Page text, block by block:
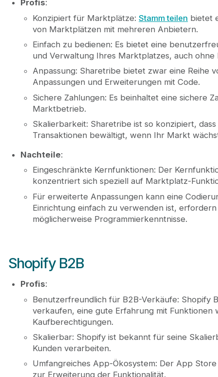
Profis:
Konzipiert für Marktplätze:Stamm teilen bietet
von Marktplätzen mit mehreren Anbietern.
Einfach zu bedienen: Es bietet eine
und Verwaltung Ihres Marktplatzes, auch ohne
Anpassung: Sharetribe bietet zwar eine Reihe
Anpassungen und Erweiterungen mit Code.
Sichere Zahlungen: Es beinhaltet eine sichere
Marktbetrieb.
Skalierbarkeit: Sharetribe ist so konzipiert,
Transaktionen bewältigt, wenn Ihr Markt
Nachteile:
Eingeschränkte Kernfunktionen: Der
konzentriert sich speziell auf Marktplatz-
Für erweiterte Anpassungen kann eine
Einrichtung einfach zu verwenden ist,
möglicherweise Programmierkenntnisse.
Shopify B2B
Profis:
Benutzerfreundlich für B2B-Verkäufe: Shopify
verkaufen, eine gute Erfahrung mit Funktionen
Kaufberechtigungen.
Skalierbar: Shopify ist bekannt für seine
Kunden verarbeiten.
Umfangreiches App-Ökosystem: Der App
zur Erweiterung der Funktionalität.